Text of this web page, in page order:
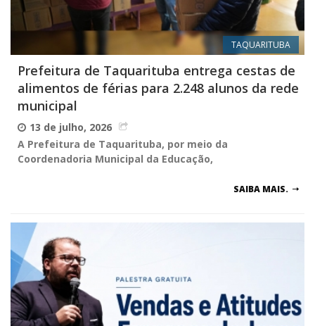
TAQUARITUBA
Prefeitura de Taquarituba entrega cestas de
alimentos de férias para 2.248 alunos da rede
municipal
13 de julho, 2026
A Prefeitura de Taquarituba, por meio da
Coordenadoria Municipal da Educação,
SAIBA MAIS.